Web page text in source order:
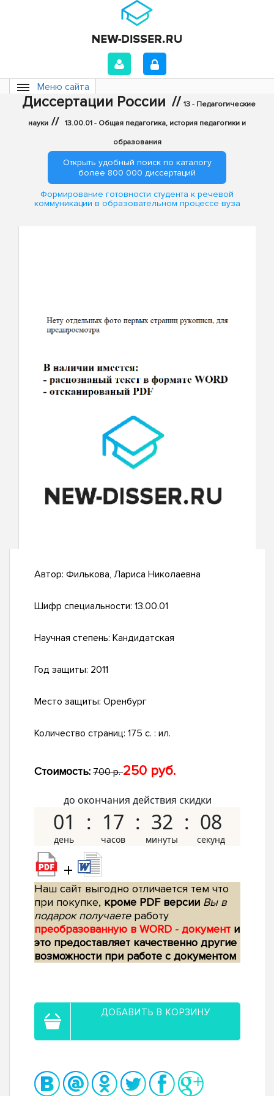
Меню сайта
Диссертации России // 13 - Педагогические
науки // 13.00.01 - Общая педагогика, история педагогики и
образования
Открыть удобный поиск по каталогу
более 800 000 диссертаций
Формирование готовности студента к речевой
коммуникации в образовательном процессе вуза
Автор: Филькова, Лариса Николаевна
Шифр специальности: 13.00.01
Научная степень: Кандидатская
Год защиты: 2011
Место защиты: Оренбург
Количество страниц: 175 с. : ил.
Стоимость: 700 р.250 руб.
до окончания действия скидки
01 17 32 07
+
Наш сайт выгодно отличается тем что
при покупке, кроме PDF версии Вы в
подарок получаетеработу
преобразованную в WORD - документ и
это предоставляет качественно другие
возможности при работе с документом
ДОБАВИТЬ В КОРЗИНУ